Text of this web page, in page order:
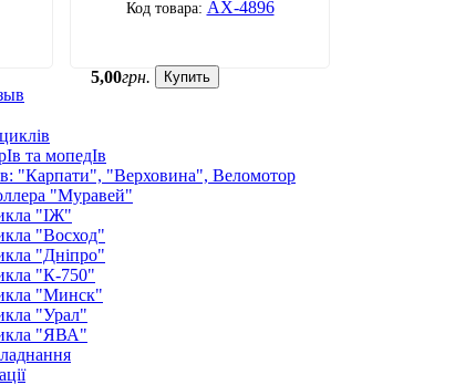
АХ-4896
5,00грн. Купить
та мопедІв
"Карпати", "Верховина", Веломотор
"Муравей"
"ІЖ"
"Восход"
"Дніпро"
"К-750"
"Минск"
"Урал"
"ЯВА"